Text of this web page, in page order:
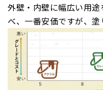
外壁・内壁に幅広い用
べ、一番安価ですが、塗